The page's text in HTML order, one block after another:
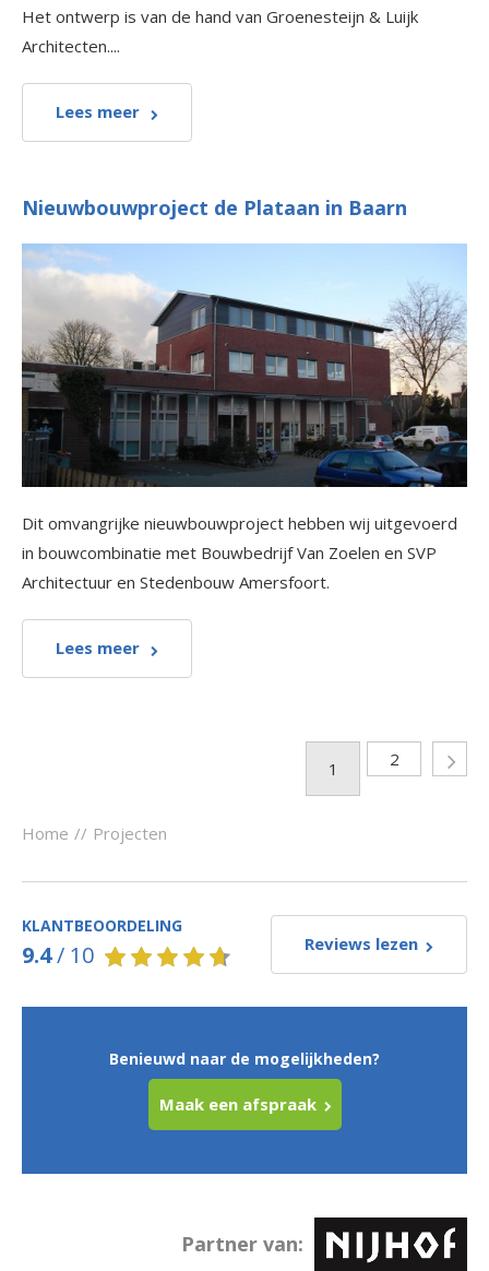
Het ontwerp is van de hand van Groenesteijn & Luijk
Architecten....
Lees meer
Nieuwbouwproject de Plataan in Baarn
Dit omvangrijke nieuwbouwproject hebben wij uitgevoerd
in bouwcombinatie met Bouwbedrijf Van Zoelen en SVP
Architectuur en Stedenbouw Amersfoort.
Lees meer
1 2
Home // Projecten
KLANTBEOORDELING
9.4/ 10 Reviews lezen
Benieuwd naar de mogelijkheden?
Maak een afspraak
Partner van: